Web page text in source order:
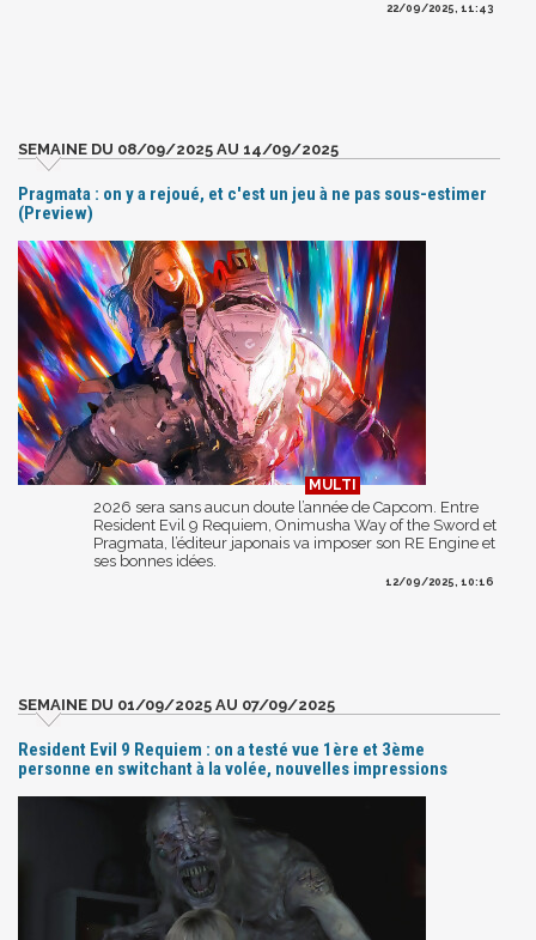
22/09/2025, 11:43
SEMAINE DU 08/09/2025 AU 14/09/2025
Pragmata : on y a rejoué, et c'est un jeu à ne pas sous-estimer
(Preview)
2026 sera sans aucun doute l’année de Capcom. Entre
Resident Evil 9 Requiem, Onimusha Way of the Sword et
Pragmata, l’éditeur japonais va imposer son RE Engine et
ses bonnes idées.
12/09/2025, 10:16
SEMAINE DU 01/09/2025 AU 07/09/2025
Resident Evil 9 Requiem : on a testé vue 1ère et 3ème
personne en switchant à la volée, nouvelles impressions